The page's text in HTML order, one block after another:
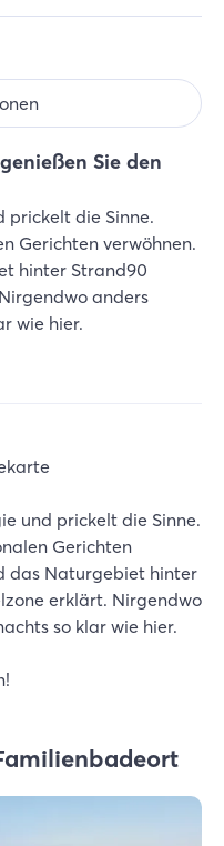
Sie den
prickelt die Sinne.
Gerichten verwöhnen.
hinter Strand90
anders
wie hier.
und prickelt die Sinne.
Gerichten
das Naturgebiet hinter
erklärt. Nirgendwo
so klar wie hier.